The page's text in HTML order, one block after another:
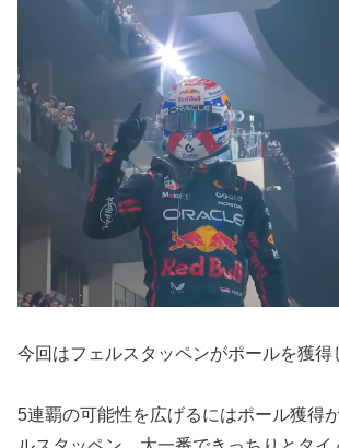
今回はフェルスタッペンがポールを獲得
5連覇の可能性を広げるにはポール獲得